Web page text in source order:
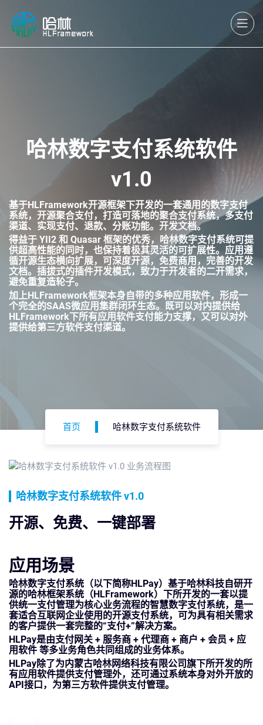
哈林数字支付系统软件
v1.0
基于HLFramework开源框架下开发的一套通用的数字支付
系统，开源聚合支付，打造可落地的聚合支付系统，多支付
渠道、实现支付、退款、分账功能。开发文档。
得益于 YII2 和 Quasar 框架的优秀，哈林数字支付系统可提
供超高性能的同时，也保持着极其灵活的可扩展性。应用遵
循开源生态横向扩展，可深度开源，免费商用，完善的开发
文档。插拔式的插件开发模式，致力于开发者的二开需求，
避免重复造轮子。
加上HLFramework框架本身自带的多种应用软件，形成一
个完全的SAAS微应用集群闭环生态。既可以对内提供给
HLFramework下所有应用软件支付能力支撑，又可以对外
提供给第三方软件支付渠道。
首页 哈林数字支付系统软件
哈林数字支付系统软件 v1.0
开源、免费、一键部署
应用场景
哈林数字支付系统（以下简称HLPay）基于哈林科技自研开
源的哈林框架系统（HLFramework）下所开发的一套以提
供统一支付管理为核心业务流程的智慧数字支付系统，是一
套适合互联网企业使用的开源支付系统，可为具有相关需求
的客户提供一套完整的“支付+”解决方案。
HLPay是由支付网关 + 服务商 + 代理商 + 商户 + 会员 + 应
用软件 等多业务角色共同组成的业务体系。
HLPay除了为内蒙古哈林网络科技有限公司旗下所开发的所
有应用软件提供支付管理外，还可通过系统本身对外开放的
API接口，为第三方软件提供支付管理。